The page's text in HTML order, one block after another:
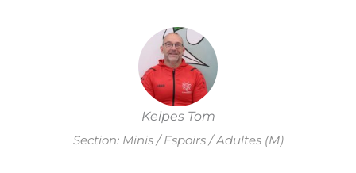
Keipes Tom
Section: Minis / Espoirs / Adultes (M)